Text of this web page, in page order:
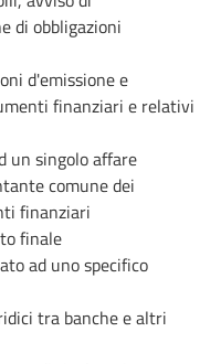
di obbligazioni
d'emissione e
finanziari e relativi
un singolo affare
comune dei
finanziari
finale
ad uno specifico
tra banche e altri